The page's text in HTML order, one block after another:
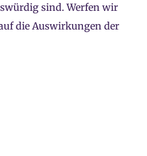
sind. Werfen wir
die Auswirkungen der